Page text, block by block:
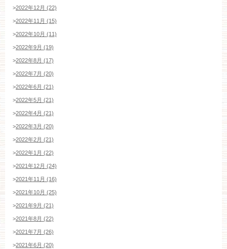
>2022年12月 (22)
>2022年11月 (15)
>2022年10月 (11)
>2022年9月 (19)
>2022年8月 (17)
>2022年7月 (20)
>2022年6月 (21)
>2022年5月 (21)
>2022年4月 (21)
>2022年3月 (20)
>2022年2月 (21)
>2022年1月 (22)
>2021年12月 (24)
>2021年11月 (16)
>2021年10月 (25)
>2021年9月 (21)
>2021年8月 (22)
>2021年7月 (26)
>2021年6月 (20)